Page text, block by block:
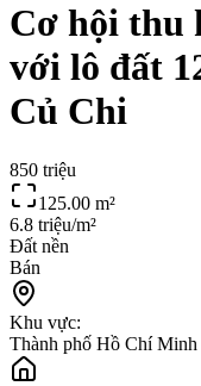
Cơ hội thu
với lô đất
Củ Chi
850 triệu
125.00 m²
6.8 triệu/m²
Đất nền
Bán
Khu vực:
Thành phố Hồ Chí Minh